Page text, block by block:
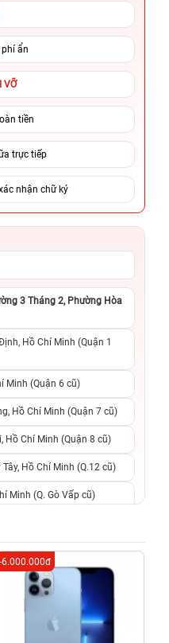
ẩn
VỠ
tiền
trực tiếp
nhận chữ ký
3 Tháng 2, Phường Hòa
Hồ Chí Minh (Quận 1
Minh (Quận 6 cũ)
Hồ Chí Minh (Quận 7 cũ)
Hồ Chí Minh (Quận 8 cũ)
Hồ Chí Minh (Q.12 cũ)
Minh (Q. Gò Vấp cũ)
Minh (Quận Tân Phú cũ)
Hồ Chí Minh (Q.9 TP. Thủ
Minh (Bình Thọ, TP. Thủ
Minh (Bình Dương Cũ)
-6.000.000đ